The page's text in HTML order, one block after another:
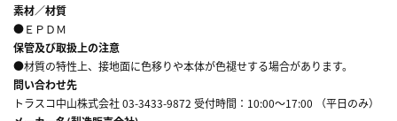
素材／材質
●ＥＰＤＭ
保管及び取扱上の注意
●材質の特性上、接地面に色移りや本体が色褪せする場合があります。
問い合わせ先
トラスコ中山株式会社 03-3433-9872 受付時間：10:00～17:00 （平日のみ）